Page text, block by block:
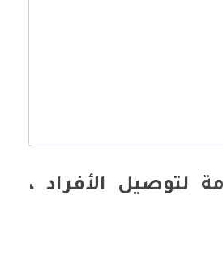
لتوصيل الأفراد ،